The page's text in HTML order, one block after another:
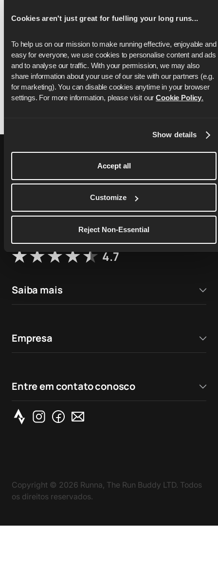
Cookies aren't just great for fuelling your long runs...
To help us on our mission to make running effective, enjoyable and
easy for everyone, we use cookies to personalise content and ads
and to analyse our traffic. With your permission, we may also
share information about your use of our site with our partners (e.g.
for marketing). You can disable cookies anytime in your browser
settings. For more information, please visit our Cookie Policy.
Show details
Accept all
Customize
Reject Non-Essential
Brinde da Meia Maratona de NYC
Termos para indicar um amigo
Termos do sorteio do prêmio
Termos e Condições da Lululemon
Apple App Store
4.9
4.7
Saiba mais
Empresa
Entre em contato conosco
Copyright © 2026 Runna, The Run Buddy LTD. Todos
os direitos reservados.